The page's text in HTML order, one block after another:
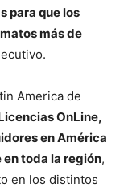
para que los
más de
America de
OnLine,
en América
toda la región,
en los distintos